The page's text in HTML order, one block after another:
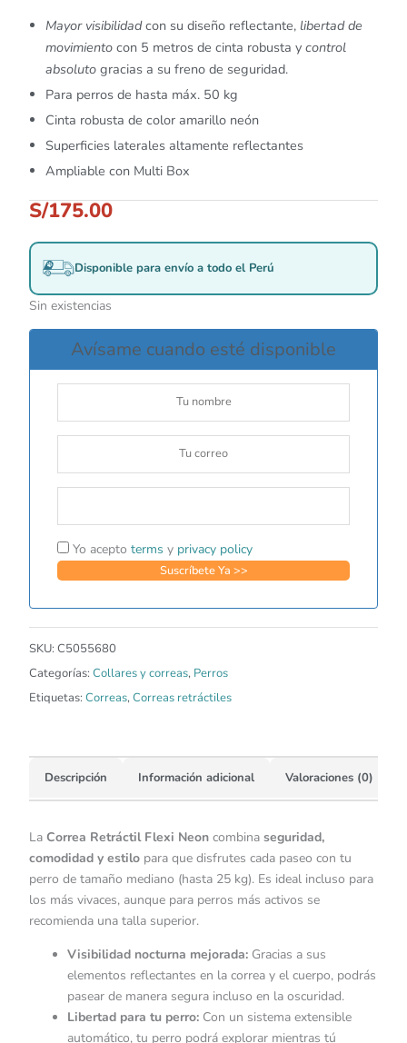
Mayor visibilidadcon su diseño reflectante, libertad de
movimiento con 5 metros de cinta robusta y control
absoluto gracias a su freno de seguridad.
Para perros de hasta máx. 50 kg
Cinta robusta de color amarillo neón
Superficies laterales altamente reflectantes
Ampliable con Multi Box
S/175.00
Disponible para envío a todo el Perú
Sin existencias
Avísame cuando esté disponible
Yo acepto terms y privacy policy
SKU: C5055680
Categorías: Collares y correas, Perros
Etiquetas: Correas,Correas retráctiles
Descripción Información adicional Valoraciones (0)
La Correa Retráctil Flexi Neon combina seguridad,
comodidad y estilo para que disfrutes cada paseo con tu
perro de tamaño mediano (hasta 25 kg). Es ideal incluso para
los más vivaces, aunque para perros más activos se
recomienda una talla superior.
Visibilidad nocturna mejorada: Gracias a sus
elementos reflectantes en la correa y el cuerpo, podrás
pasear de manera segura incluso en la oscuridad.
Libertad para tu perro: Con un sistema extensible
automático, tu perro podrá explorar mientras tú